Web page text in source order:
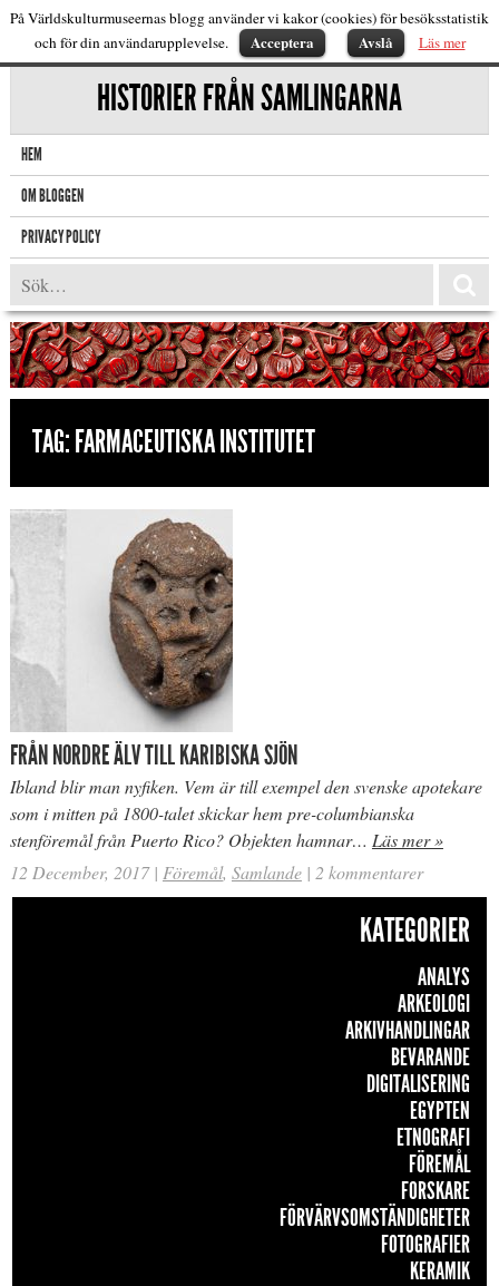
HISTORIER FRÅN SAMLINGARNA
HEM
OM BLOGGEN
PRIVACY POLICY
TAG:FARMACEUTISKA INSTITUTET
FRÅN NORDRE ÄLV TILL KARIBISKA SJÖN
Ibland blir man nyfiken. Vem är till exempel den svenske apotekare
som i mitten på 1800-talet skickar hem pre-columbianska
stenföremål från Puerto Rico? Objekten hamnar… Läs mer »
12 December, 2017 | Föremål, Samlande | 2 kommentarer
KATEGORIER
ANALYS
ARKEOLOGI
ARKIVHANDLINGAR
BEVARANDE
DIGITALISERING
EGYPTEN
ETNOGRAFI
FÖREMÅL
FORSKARE
FÖRVÄRVSOMSTÄNDIGHETER
FOTOGRAFIER
KERAMIK
På Världskulturmuseernas blogg använder vi kakor (cookies) för besöksstatistik
och för din användarupplevelse.
Acceptera Avslå Läs mer